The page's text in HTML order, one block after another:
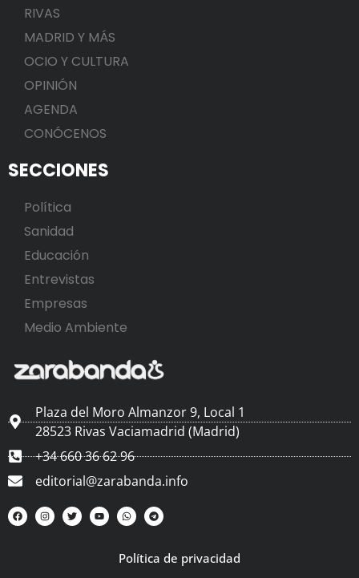
RIVAS
MADRID Y MÁS
OCIO Y CULTURA
OPINIÓN
AGENDA
CONÓCENOS
SECCIONES
Política
Sanidad
Educación
Entrevistas
Empresas
Medio Ambiente
Plaza del Moro Almanzor 9, Local 1
28523 Rivas Vaciamadrid (Madrid)
+34 660 36 62 96
editorial@zarabanda.info
Política de privacidad